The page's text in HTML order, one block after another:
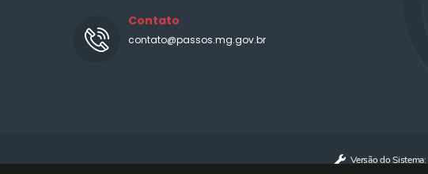
Contato
contato@passos.mg.gov.br
Versão do Sistema: